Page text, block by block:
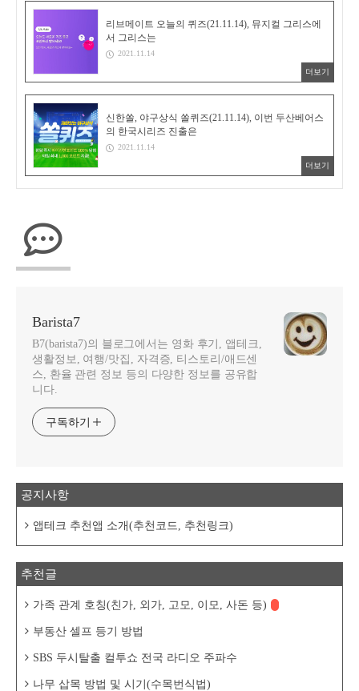
리브메이트 오늘의 퀴즈(21.11.14), 뮤지컬 그리스에
서 그리스는
2021.11.14
더보기
신한쏠, 야구상식 쏠퀴즈(21.11.14), 이번 두산베어스
의 한국시리즈 진출은
2021.11.14
더보기
Barista7
B7(barista7)의 블로그에서는 영화 후기, 앱테크,
생활정보, 여행/맛집, 자격증, 티스토리/애드센
스, 환율 관련 정보 등의 다양한 정보를 공유합
니다.
구독하기
공지사항
앱테크 추천앱 소개(추천코드, 추천링크)
추천글
가족 관계 호칭(친가, 외가, 고모, 이모, 사돈 등)
부동산 셀프 등기 방법
SBS 두시탈출 컬투쇼 전국 라디오 주파수
나무 삽목 방법 및 시기(수목번식법)